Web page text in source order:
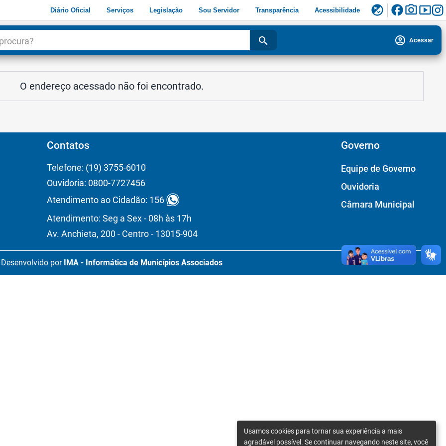
Diário Oficial Serviços Legislação Sou Servidor Transparência Acessibilidade flaky facebookphoto_camerasmart_display
search account_circle Acessar
O endereço acessado não foi encontrado.
Contatos
Telefone: (19) 3755-6010
Ouvidoria: 0800-7727456
Atendimento ao Cidadão: 156
Atendimento: Seg a Sex - 08h às 17h
Av. Anchieta, 200 - Centro - 13015-904
Governo
Equipe de Governo
Ouvidoria
Câmara Municipal
Desenvolvido por IMA - Informática de Municípios Associados
Usamos cookies para tornar sua experiência a mais
agradável possível. Se continuar navegando neste site, você